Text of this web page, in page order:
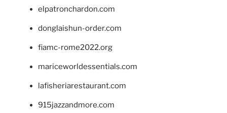
elpatronchardon.com
donglaishun-order.com
fiamc-rome2022.org
mariceworldessentials.com
lafisheriarestaurant.com
915jazzandmore.com